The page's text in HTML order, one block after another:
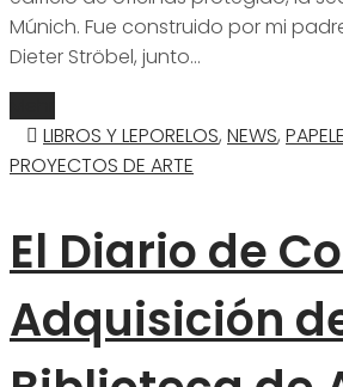
Múnich. Fue construido por mi
Dieter Ströbel, junto…
LIBROS Y LEPORELOS, NEWS,
PROYECTOS DE ARTE
El Diario de
Adquisición